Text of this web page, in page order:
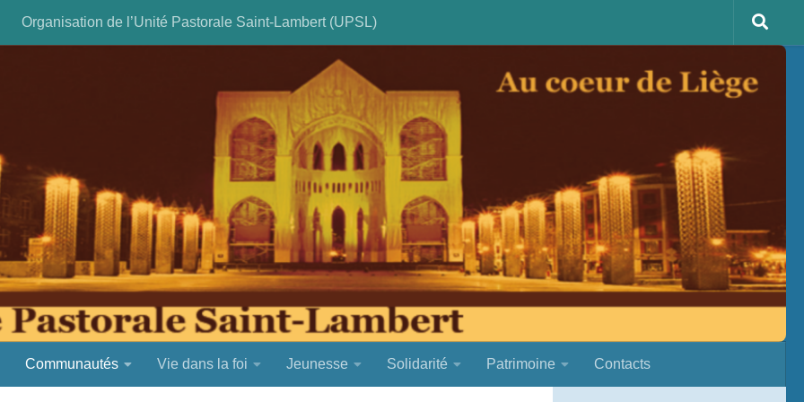
Organisation de l’Unité Pastorale Saint-Lambert (UPSL)
Communautés Vie dans la foi Jeunesse Solidarité Patrimoine Contacts